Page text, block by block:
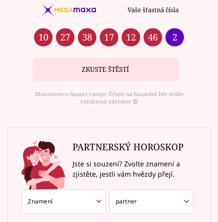
Vaše šťastná čísla
10 27 38 17 12 46 2
ZKUSTE ŠTĚSTÍ
Ministerstvo financí varuje: Účastí na hazardní hře může
vzniknout závislost ⑱
PARTNERSKÝ HOROSKOP
Jste si souzení? Zvolte znamení a
zjistěte, jestli vám hvězdy přejí.